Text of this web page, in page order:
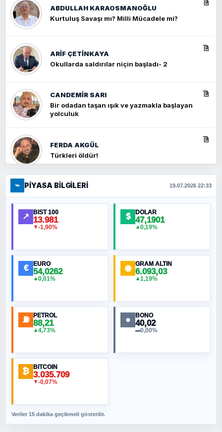
ABDULLAH KARAOSMANOĞLU
Kurtuluş Savaşı mı? Milli Mücadele mi?
ARIF ÇETİNKAYA
Okullarda saldırılar niçin başladı- 2
CANDEMIR SARI
Bir odadan taşan ışık ve yazmakla başlayan
yolculuk
FERDA AKGÜL
Türkleri öldür!
FERHAT BÜYÜKKALKAN
Ankara Zirvesi: NATO Toplantısı mı, Yeni
Ortadoğu Haritasının Provası mı?
MURAT ÖZKAN
NURETTIN BÖLÜK
ORHAN KILIÇOĞLU
Fahişeye beyinli bir müstevli alçağına
SAVAŞ ŞAHİN
⌁ PIYASA BILGILERI 19.07.2026 22:33
↗ BIST 100
13.981
▼-1,90%
$ DOLAR
47,1901
▲0,19%
€ EURO
54,0262
▲0,01%
◉ GRAM ALTIN
6.093,03
▲1,19%
⛽ PETROL
88,21
▲4,73%
● BONO
40,02
▬0,00%
₿ BITCOIN
3.035.709
▼-0,07%
Veriler 15 dakika geçikmeli gösterilir.